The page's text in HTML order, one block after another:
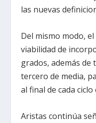
las nuevas
Del mismo modo,
viabilidad de
grados, además de
tercero de media,
al final de cada ciclo
Aristas continúa